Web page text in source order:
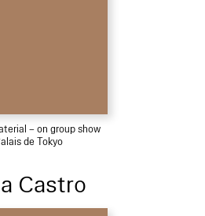
– on group show
de Tokyo
Castro